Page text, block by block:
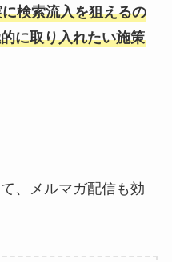
検索流入を狙えるの
に取り入れたい施策
、メルマガ配信も効